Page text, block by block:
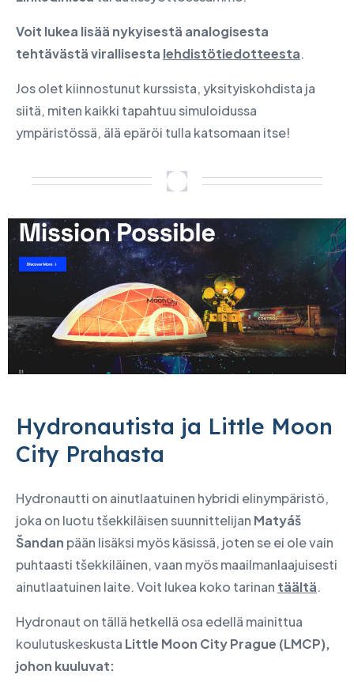
Voit lukea lisää nykyisestä analogisesta
tehtävästä virallisesta lehdistötiedotteesta.
Jos olet kiinnostunut kurssista, yksityiskohdista ja
siitä, miten kaikki tapahtuu simuloidussa
ympäristössä, älä epäröi tulla katsomaan itse!
Hydronautista ja Little Moon
City Prahasta
Hydronautti on ainutlaatuinen hybridi elinympäristö,
joka on luotu tšekkiläisen suunnittelijan Matyáš
Šandan pään lisäksi myös käsissä, joten se ei ole vain
puhtaasti tšekkiläinen, vaan myös maailmanlaajuisesti
ainutlaatuinen laite. Voit lukea koko tarinan täältä.
Hydronaut on tällä hetkellä osa edellä mainittua
koulutuskeskusta Little Moon City Prague (LMCP),
johon kuuluvat: